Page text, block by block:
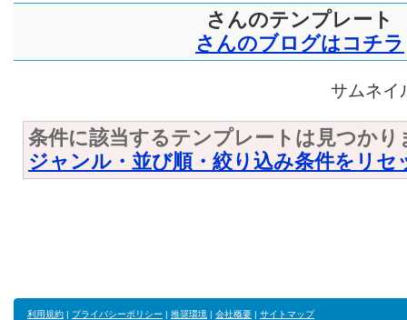
さんのテンプレート
さんのブログはコチラ
サムネイ
条件に該当するテンプレートは見つかり
ジャンル・並び順・絞り込み条件をリセ
利用規約 | プライバシーポリシー | 推奨環境 | 会社概要 | サイトマップ